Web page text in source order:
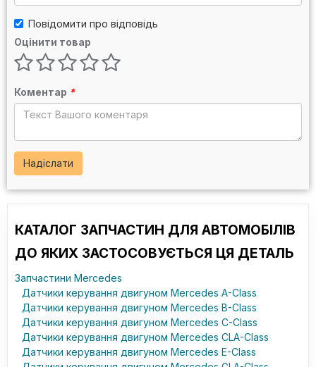
Повідомити про відповідь
Оцінити товар
Коментар *
Надіслати
КАТАЛОГ ЗАПЧАСТИН ДЛЯ АВТОМОБІЛІВ
ДО ЯКИХ ЗАСТОСОВУЄТЬСЯ ЦЯ ДЕТАЛЬ
Запчастини Mercedes
Датчики керування двигуном Mercedes A-Class
Датчики керування двигуном Mercedes B-Class
Датчики керування двигуном Mercedes C-Class
Датчики керування двигуном Mercedes CLA-Class
Датчики керування двигуном Mercedes E-Class